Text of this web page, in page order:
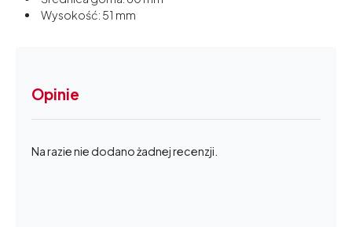
Wysokość: 51 mm
Opinie
Na razie nie dodano żadnej recenzji.